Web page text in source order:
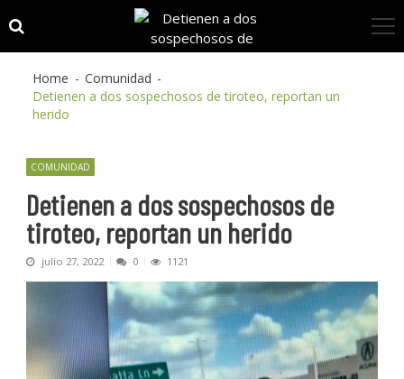
to
navigation
to
content
Home
Comunidad
Detienen a dos sospechosos de tiroteo, reportan un
herido
COMUNIDAD
Detienen a dos sospechosos de
tiroteo, reportan un herido
julio 27, 2022 0 1121